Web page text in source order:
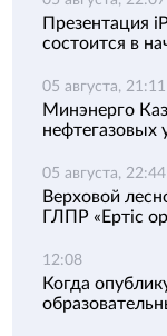
Презентация
состоится в
05 августа, 21:11
Минэнерго
нефтегазовых
05 августа, 22:44
Верховой
ГЛПР «Ертіс
12:08
Когда